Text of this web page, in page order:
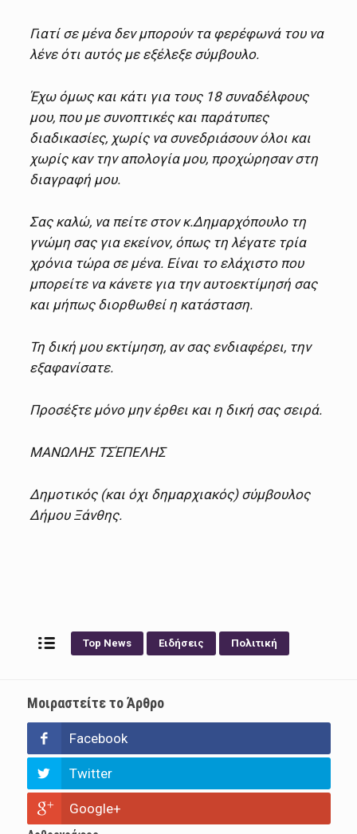
Γιατί σε μένα δεν μπορούν τα φερέφωνά του να
λένε ότι αυτός με εξέλεξε σύμβουλο.
Έχω όμως και κάτι για τους 18 συναδέλφους
μου, που με συνοπτικές και παράτυπες
διαδικασίες, χωρίς να συνεδριάσουν όλοι και
χωρίς καν την απολογία μου, προχώρησαν στη
διαγραφή μου.
Σας καλώ, να πείτε στον κ.Δημαρχόπουλο τη
γνώμη σας για εκείνον, όπως τη λέγατε τρία
χρόνια τώρα σε μένα. Είναι το ελάχιστο που
μπορείτε να κάνετε για την αυτοεκτίμησή σας
και μήπως διορθωθεί η κατάσταση.
Τη δική μου εκτίμηση, αν σας ενδιαφέρει, την
εξαφανίσατε.
Προσέξτε μόνο μην έρθει και η δική σας σειρά.
ΜΑΝΩΛΗΣ ΤΣΈΠΕΛΗΣ
Δημοτικός (και όχι δημαρχιακός) σύμβουλος
Δήμου Ξάνθης.
Top News Ειδήσεις Πολιτική
Μοιραστείτε το Άρθρο
Facebook
Twitter
Google+